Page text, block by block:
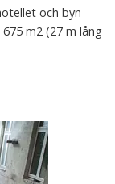
och byn
m2 (27 m lång